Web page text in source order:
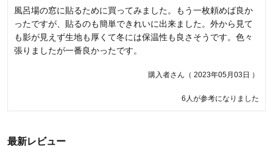
風呂場の窓に貼るために買ってみました。もう一枚頼めば良か
ったですが、貼るのも簡単できれいに出来ました。外から見て
も影が見えず生地も厚くて冬には保温性も良さそうです。色々
張りましたが一番良かったです。
購入者さん（ 2023年05月03日 ）
6人が参考になりました
実家のお風呂の窓用に２枚購入。 実家になかなか帰れないコロ
ナ渦、やっと帰省ができていざ貼ろうとしたら、まさかの横長
サイズ。 購入したのが雫の模様で、商品の紹介写真でも縦長の
窓だったので、疑いもせず…… 柄を横に貼るわけにもいかず、
が、本当は返品したいくらいの気持ちでした。 横長の窓の方が
最新レビュー